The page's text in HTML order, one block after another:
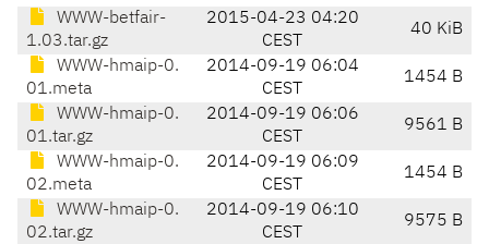
WWW-betfair-
1.03.tar.gz
2015-04-23 04:20
CEST
40 KiB
WWW-hmaip-0.
01.meta
2014-09-19 06:04
CEST
1454 B
WWW-hmaip-0.
01.tar.gz
2014-09-19 06:06
CEST
9561 B
WWW-hmaip-0.
02.meta
2014-09-19 06:09
CEST
1454 B
WWW-hmaip-0.
02.tar.gz
2014-09-19 06:10
CEST
9575 B